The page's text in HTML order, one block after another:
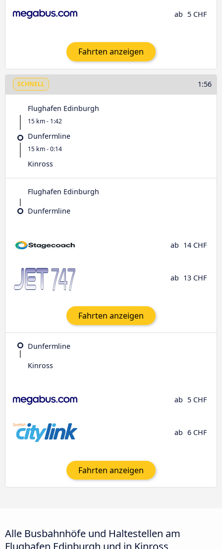
ab 5 CHF
Fahrten anzeigen
SCHNELL 1:56
Flughafen Edinburgh
15 km - 1:42
Dunfermline
15 km - 0:14
Kinross
Flughafen Edinburgh
Dunfermline
ab 14 CHF
ab 13 CHF
Fahrten anzeigen
Dunfermline
Kinross
ab 5 CHF
ab 6 CHF
Fahrten anzeigen
Alle Busbahnhöfe und Haltestellen am
Flughafen Edinburgh und in Kinross